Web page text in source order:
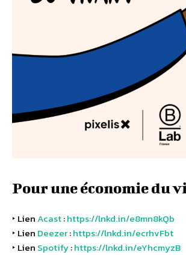
Pour une économie du
‣ LienAcast:https://lnkd.in/e8mn8kQb
‣ Lien Deezer:https://lnkd.in/ecrhvFbt
‣ Lien Spotify:https://lnkd.in/eYhcmyzB